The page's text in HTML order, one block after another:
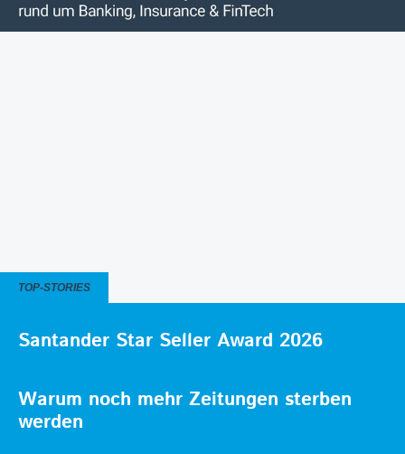
TOP-STORIES
Santander Star Seller Award 2026
Warum noch mehr Zeitungen sterben
werden